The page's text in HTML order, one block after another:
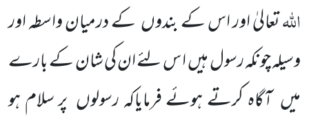
اللہتعالیٰ اور اس کے بندوںکے درمیان واسطہ اور
وسیلہ چونکہرسول ہیںا س لئے ان کی شان کے بارے
میں آگاہ کرتے ہوئے فرمایاکہ رسولوں پر سلام ہو